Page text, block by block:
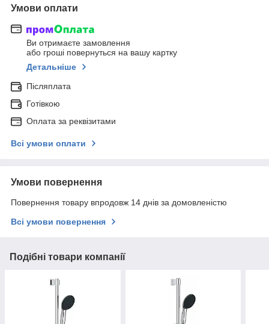
Умови оплати
Ви отримаєте замовлення
або гроші повернуться на вашу картку
Детальніше
Післяплата
Готівкою
Оплата за реквізитами
Всі умови оплати
Умови повернення
Повернення товару впродовж 14 днів за домовленістю
Всі умови повернення
Подібні товари компанії